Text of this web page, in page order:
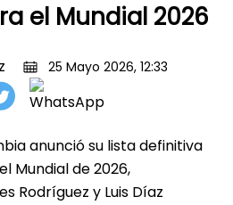
el Mundial 2026
25 Mayo 2026, 12:33
anunció su lista definitiva
Mundial de 2026,
Rodríguez y Luis Díaz